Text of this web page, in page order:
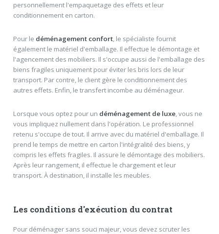
personnellement l'empaquetage des effets et leur
conditionnement en carton.
Pour le déménagement confort, le spécialiste fournit
également le matériel d'emballage. Il effectue le démontage et
l'agencement des mobiliers. Il s'occupe aussi de l'emballage des
biens fragiles uniquement pour éviter les bris lors de leur
transport. Par contre, le client gère le conditionnement des
autres effets. Enfin, le transfert incombe au déménageur.
Lorsque vous optez pour un déménagement de luxe, vous ne
vous impliquez nullement dans l'opération. Le professionnel
retenu s'occupe de tout. Il arrive avec du matériel d'emballage. Il
prend le temps de mettre en carton l'intégralité des biens, y
compris les effets fragiles. Il assure le démontage des mobiliers.
Après leur rangement, il effectue le chargement et leur
transport. À destination, il installe les meubles.
Les conditions d'exécution du contrat
Pour déménager sans souci majeur, vous devez scruter les